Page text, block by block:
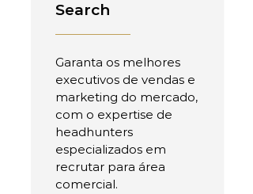
Search
Garanta os melhores
executivos de vendas e
marketing do mercado,
com o expertise de
headhunters
especializados em
recrutar para área
comercial.